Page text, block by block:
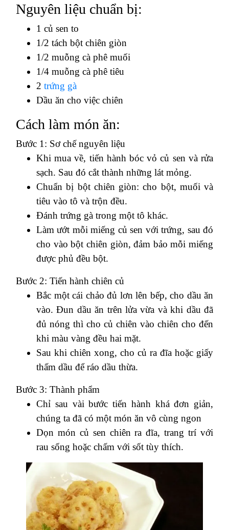
Nguyên liệu chuẩn bị:
1 củ sen to
1/2 tách bột chiên giòn
1/2 muỗng cà phê muối
1/4 muỗng cà phê tiêu
2 trứng gà
Dầu ăn cho việc chiên
Cách làm món ăn:
Bước 1: Sơ chế nguyên liệu
Khi mua về, tiến hành bóc vỏ củ sen và rửa
sạch. Sau đó cắt thành những lát mỏng.
Chuẩn bị bột chiên giòn: cho bột, muối và
tiêu vào tô và trộn đều.
Đánh trứng gà trong một tô khác.
Làm ướt mỗi miếng củ sen với trứng, sau đó
cho vào bột chiên giòn, đảm bảo mỗi miếng
được phủ đều bột.
Bước 2: Tiến hành chiên củ
Bắc một cái chảo đủ lơn lên bếp, cho dầu ăn
vào. Đun dầu ăn trên lửa vừa và khi dầu đã
đủ nóng thì cho củ chiên vào chiên cho đến
khi màu vàng đều hai mặt.
Sau khi chiên xong, cho củ ra đĩa hoặc giấy
thấm dầu để ráo dầu thừa.
Bước 3: Thành phẩm
Chỉ sau vài bước tiến hành khá đơn giản,
chúng ta đã có một món ăn vô cùng ngon
Dọn món củ sen chiên ra đĩa, trang trí với
rau sống hoặc chấm với sốt tùy thích.